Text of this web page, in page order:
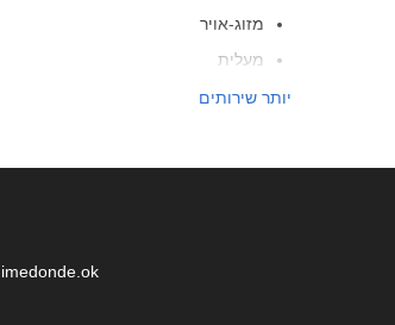
מזוג-אויר
מעלית
אנשים עם ניידות מוגבלת
אזור עישון
יותר שירותים